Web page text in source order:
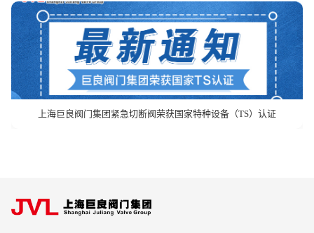
上海巨良阀门集团紧急切断阀荣获国家特种设备（TS）认证